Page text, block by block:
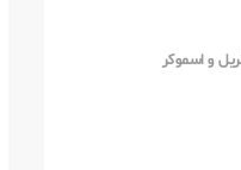
و اسموکر